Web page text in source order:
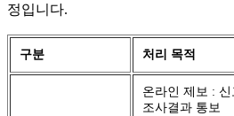
정입니다.
구분 처리 목적
온라인 제보 :
조사결과 통보